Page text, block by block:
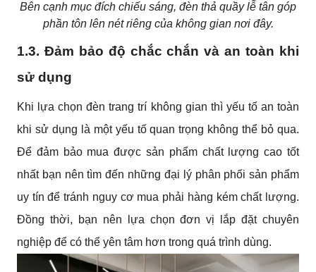
Bên cạnh mục đích chiếu sáng, đèn thả quầy lễ tân góp
phần tôn lên nét riêng của không gian nơi đây.
1.3. Đảm bảo độ chắc chắn và an toàn khi
sử dụng
Khi lựa chọn đèn trang trí không gian thì yếu tố an toàn
khi sử dụng là một yếu tố quan trọng không thể bỏ qua.
Để đảm bảo mua được sản phẩm chất lượng cao tốt
nhất bạn nên tìm đến những đại lý phân phối sản phẩm
uy tín để tránh nguy cơ mua phải hàng kém chất lượng.
Đồng thời, bạn nên lựa chọn đơn vị lắp đặt chuyên
nghiệp để có thể yên tâm hơn trong quá trình dùng.